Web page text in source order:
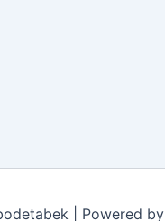
| Powered by